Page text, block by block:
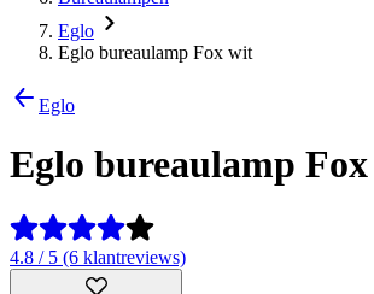
Eglo
Eglo bureaulamp Fox wit
Eglo
Eglo bureaulamp
4.8 / 5 (6 klantreviews)